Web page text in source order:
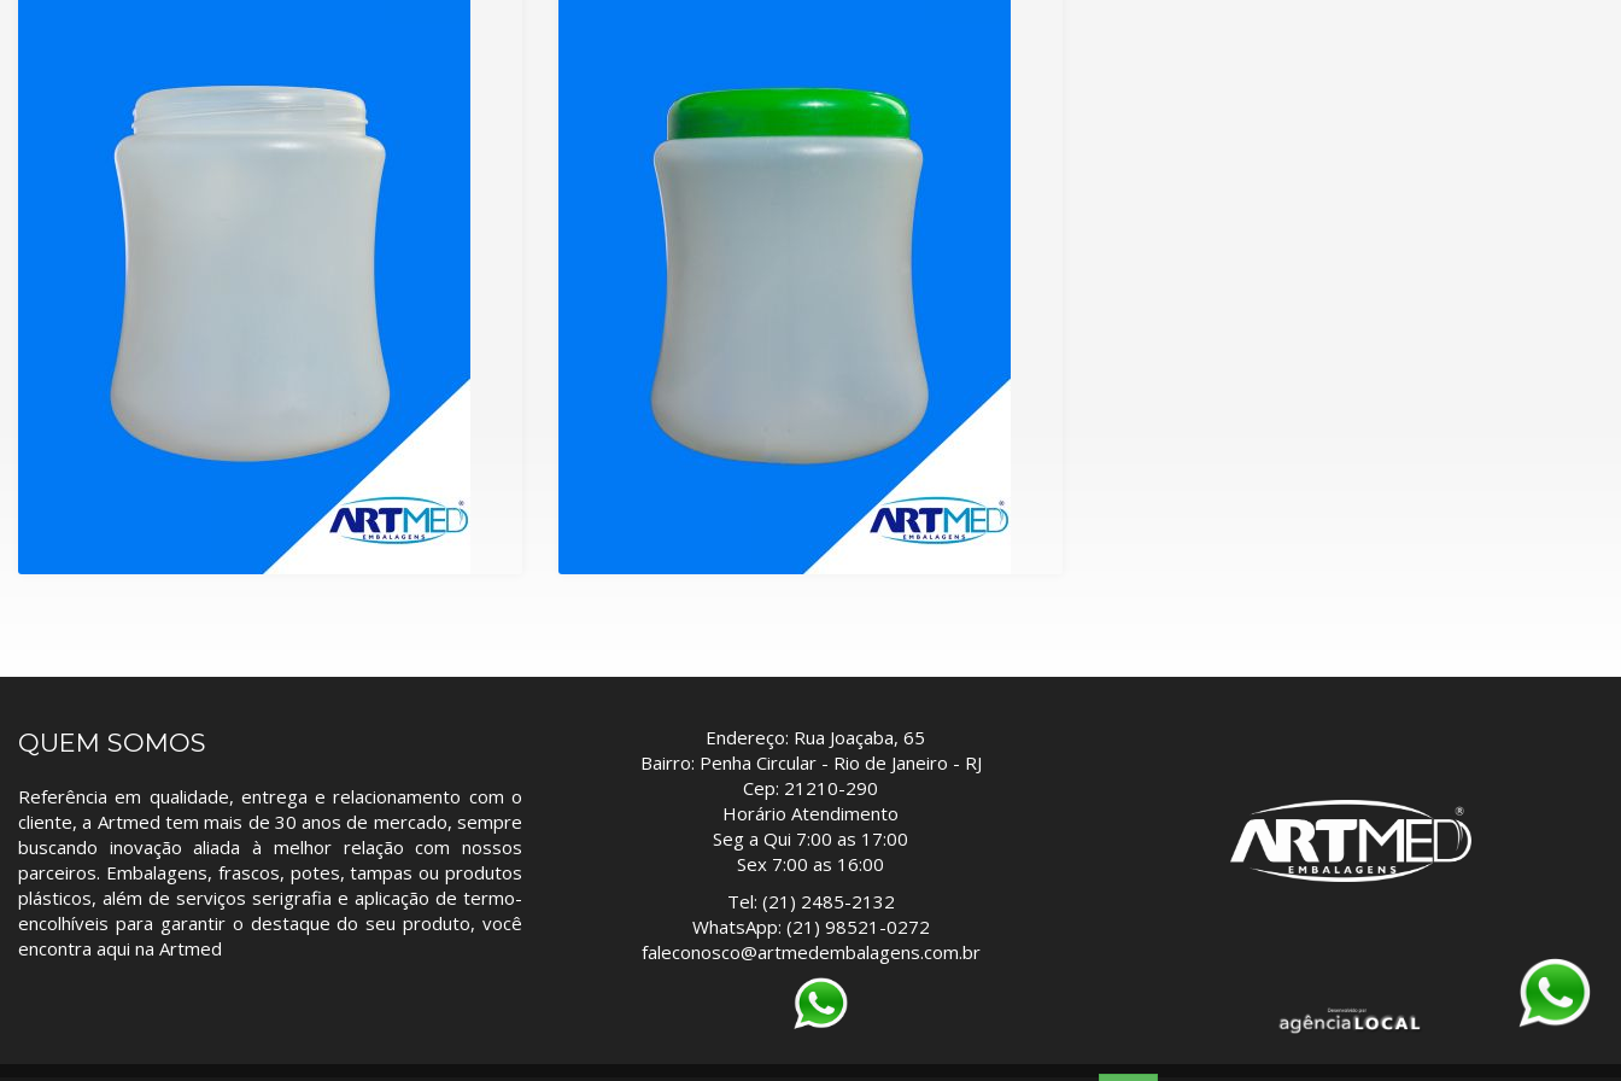
QUEM SOMOS
Referência em qualidade, entrega e relacionamento com o
cliente, a Artmed tem mais de 30 anos de mercado, sempre
buscando inovação aliada à melhor relação com nossos
parceiros. Embalagens, frascos, potes, tampas ou produtos
plásticos, além de serviços serigrafia e aplicação de termo-
encolhíveis para garantir o destaque do seu produto, você
encontra aqui na Artmed
Endereço: Rua Joaçaba, 65
Bairro: Penha Circular - Rio de Janeiro - RJ
Cep: 21210-290
Horário Atendimento
Seg a Qui 7:00 as 17:00
Sex 7:00 as 16:00
Tel: (21) 2485-2132
WhatsApp: (21) 98521-0272
faleconosco@artmedembalagens.com.br